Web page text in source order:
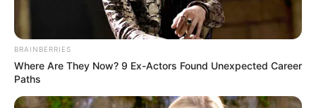
BRAINBERRIES
Where Are They Now? 9 Ex-Actors Found Unexpected Career
Paths